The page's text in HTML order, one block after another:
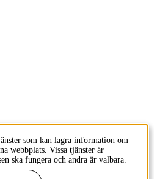
som kan lagra information om
webbplats. Vissa tjänster är
ska fungera och andra är valbara.